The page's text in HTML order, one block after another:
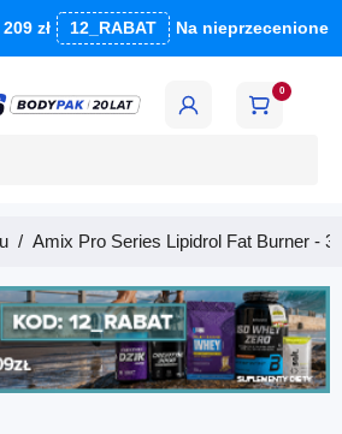
zł 12_RABAT Na nieprzecenione
0
Amix Pro Series Lipidrol Fat Burner -